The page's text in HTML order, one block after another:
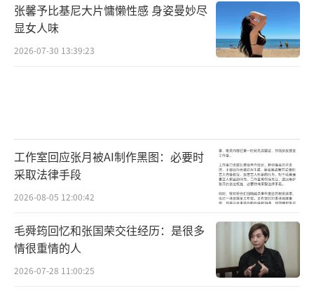
2.胃癌
关联：幽门螺杆菌被世界卫生组织列为Ⅰ
长期积累可能诱发癌变。
注意：并非所有感染者都会患胃癌，需结
因素综合作用，但及时根除可降低风险。
三、其他相关疾病
张馨予比基尼大片慵懒性感 身姿曼妙尽
显女人味
2026-07-30 13:39:23
工作室回应张月被AI制作黑图：必要时
采取法律手段
2026-08-05 12:00:42
毛舜筠回忆和张国荣交往经历：是很多
情很重情的人
2026-07-28 11:00:25